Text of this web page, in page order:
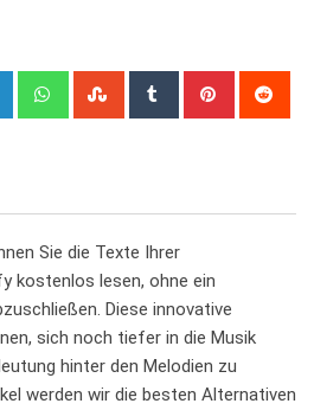
LinkedIn WhatsappStumbleUpon
Tumblr Pinterest
Sie die Texte Ihrer
kostenlos lesen, ohne ein
Diese innovative
sich noch tiefer ‌in die ⁢Musik
hinter den Melodien zu
werden wir‍ die besten Alternativen